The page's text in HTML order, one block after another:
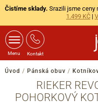
Čistíme sklady. Srazili jsme ceny
1.499 KČ |
Menu Kontakt
Úvod / Pánská obuv /
RIEKER
POHORKOVÝ